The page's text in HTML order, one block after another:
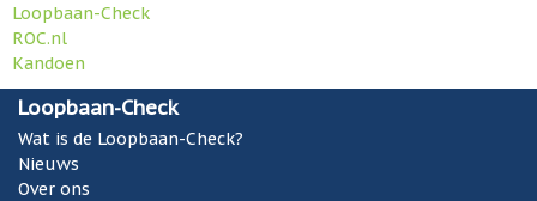
Loopbaan-Check
ROC.nl
Kandoen
Loopbaan-Check
Wat is de Loopbaan-Check?
Nieuws
Over ons